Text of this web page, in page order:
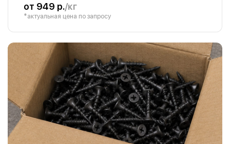
от 949 р./кг
*актуальная цена по запросу